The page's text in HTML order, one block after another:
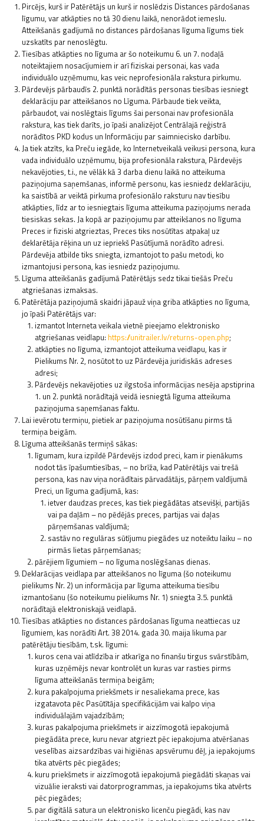
Pircējs, kurš ir Patērētājs un kurš ir noslēdzis Distances pārdošanas
līgumu, var atkāpties no tā 30 dienu laikā, nenorādot iemeslu.
Atteikšanās gadījumā no distances pārdošanas līguma līgums tiek
uzskatīts par nenoslēgtu.
Tiesības atkāpties no līguma ar šo noteikumu 6. un 7. nodaļā
noteiktajiem nosacījumiem ir arī fiziskai personai, kas vada
individuālo uzņēmumu, kas veic neprofesionāla rakstura pirkumu.
Pārdevējs pārbaudīs 2. punktā norādītās personas tiesības iesniegt
deklarāciju par atteikšanos no Līguma. Pārbaude tiek veikta,
pārbaudot, vai noslēgtais līgums šai personai nav profesionāla
rakstura, kas tiek darīts, jo īpaši analizējot Centrālajā reģistrā
norādītos PKD kodus un Informāciju par saimniecisko darbību.
Ja tiek atzīts, ka Preču iegāde, ko Internetveikalā veikusi persona, kura
vada individuālo uzņēmumu, bija profesionāla rakstura, Pārdevējs
nekavējoties, t.i., ne vēlāk kā 3 darba dienu laikā no atteikuma
paziņojuma saņemšanas, informē personu, kas iesniedz deklarāciju,
ka saistībā ar veiktā pirkuma profesionālo raksturu nav tiesību
atkāpties, līdz ar to iesniegtais līguma atteikuma paziņojums nerada
tiesiskas sekas. Ja kopā ar paziņojumu par atteikšanos no līguma
Preces ir fiziski atgrieztas, Preces tiks nosūtītas atpakaļ uz
deklarētāja rēķina un uz iepriekš Pasūtījumā norādīto adresi.
Pārdevēja atbilde tiks sniegta, izmantojot to pašu metodi, ko
izmantojusi persona, kas iesniedz paziņojumu.
Līguma atteikšanās gadījumā Patērētājs sedz tikai tiešās Preču
atgriešanas izmaksas.
Patērētāja paziņojumā skaidri jāpauž viņa griba atkāpties no līguma,
jo īpaši Patērētājs var:
izmantot Interneta veikala vietnē pieejamo elektronisko
atgriešanas veidlapu: https://unitrailer.lv/returns-open.php;
atkāpties no līguma, izmantojot atteikuma veidlapu, kas ir
Pielikums Nr. 2, nosūtot to uz Pārdevēja juridiskās adreses
adresi;
Pārdevējs nekavējoties uz ilgstoša informācijas nesēja apstiprina
1. un 2. punktā norādītajā veidā iesniegtā līguma atteikuma
paziņojuma saņemšanas faktu.
Lai ievērotu termiņu, pietiek ar paziņojuma nosūtīšanu pirms tā
termiņa beigām.
Līguma atteikšanās termiņš sākas:
līgumam, kura izpildē Pārdevējs izdod preci, kam ir pienākums
nodot tās īpašumtiesības, – no brīža, kad Patērētājs vai trešā
persona, kas nav viņa norādītais pārvadātājs, pārņem valdījumā
Preci, un līguma gadījumā, kas:
ietver daudzas preces, kas tiek piegādātas atsevišķi, partijās
vai pa daļām – no pēdējās preces, partijas vai daļas
pārņemšanas valdījumā;
sastāv no regulāras sūtījumu piegādes uz noteiktu laiku – no
pirmās lietas pārņemšanas;
pārējiem līgumiem – no līguma noslēgšanas dienas.
Deklarācijas veidlapa par atteikšanos no līguma (šo noteikumu
pielikums Nr. 2) un informācija par līguma atteikuma tiesību
izmantošanu (šo noteikumu pielikums Nr. 1) sniegta 3.5. punktā
norādītajā elektroniskajā veidlapā.
Tiesības atkāpties no distances pārdošanas līguma neattiecas uz
līgumiem, kas norādīti Art. 38 2014. gada 30. maija likuma par
patērētāju tiesībām, t.sk. līgumi:
kuros cena vai atlīdzība ir atkarīga no finanšu tirgus svārstībām,
kuras uzņēmējs nevar kontrolēt un kuras var rasties pirms
līguma atteikšanās termiņa beigām;
kura pakalpojuma priekšmets ir nesaliekama prece, kas
izgatavota pēc Pasūtītāja specifikācijām vai kalpo viņa
individuālajām vajadzībām;
kuras pakalpojuma priekšmets ir aizzīmogotā iepakojumā
piegādāta prece, kuru nevar atgriezt pēc iepakojuma atvēršanas
veselības aizsardzības vai higiēnas apsvērumu dēļ, ja iepakojums
tika atvērts pēc piegādes;
kuru priekšmets ir aizzīmogotā iepakojumā piegādāti skaņas vai
vizuālie ieraksti vai datorprogrammas, ja iepakojums tika atvērts
pēc piegādes;
par digitālā satura un elektronisko licenču piegādi, kas nav